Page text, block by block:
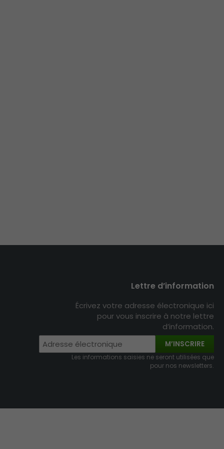
Lettre d’information
Écrivez votre adresse électronique ici
pour vous inscrire à notre lettre
d’information.
M’INSCRIRE
Les informations saisies ne seront utilisées que
pour nos newsletters.